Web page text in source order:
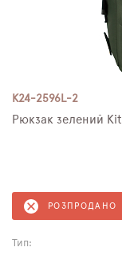
K24-2596L-2
Рюкзак зелений
РОЗПРОДАНО
Тип: